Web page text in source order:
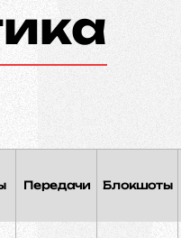
Передачи Блокшоты